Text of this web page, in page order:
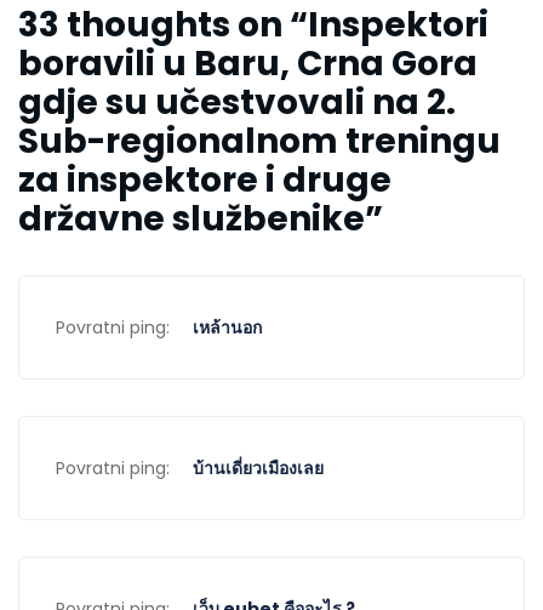
33 thoughts on “Inspektori
boravili u Baru, Crna Gora
gdje su učestvovali na 2.
Sub-regionalnom treningu
za inspektore i druge
državne službenike”
Povratni ping: เหล้านอก
Povratni ping: บ้านเดี่ยวเมืองเลย